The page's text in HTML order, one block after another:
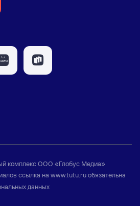
комплексООО «Глобус Медиа»
ссылка на www.tutu.ruобязательна
данных